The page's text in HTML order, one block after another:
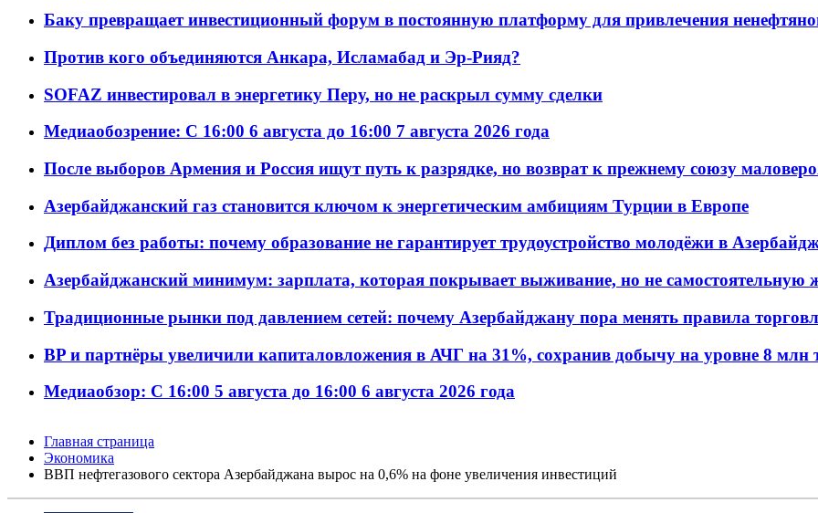
Баку превращает инвестиционный форум в постоянную платформу для привлечения
Против кого объединяются Анкара, Исламабад и Эр-Рияд?
SOFAZ инвестировал в энергетику Перу, но не раскрыл сумму сделки
Медиаобозрение: С 16:00 6 августа до 16:00 7 августа 2026 года
После выборов Армения и Россия ищут путь к разрядке, но возврат к прежнему союзу
Азербайджанский газ становится ключом к энергетическим амбициям Турции в Европе
Диплом без работы: почему образование не гарантирует трудоустройство молодёжи в
Азербайджанский минимум: зарплата, которая покрывает выживание, но не самостоятельную
Традиционные рынки под давлением сетей: почему Азербайджану пора менять правила
BP и партнёры увеличили капиталовложения в АЧГ на 31%, сохранив добычу на уровне 8 млн
Медиаобзор: С 16:00 5 августа до 16:00 6 августа 2026 года
Главная страница
Экономика
ВВП нефтегазового сектора Азербайджана вырос на 0,6% на фоне увеличения инвестиций